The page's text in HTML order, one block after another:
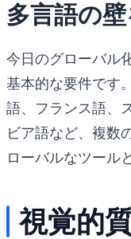
多言語の
今日のグローバル
基本的な要件です
語、フランス語、
ビア語など、複数
ローバルなツール
視覚的